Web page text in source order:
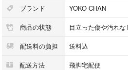
肩幅: 36
着丈: 92.5
採寸値の計測方法について：
https://portal.kld-c.jp/
ブランド YOKO CHAN
商品の状態 目立った傷や汚れな
配送料の負担 送料込
配送方法 飛脚宅配便